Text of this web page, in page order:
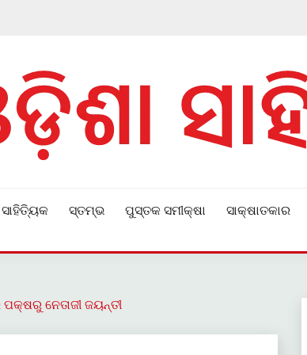
ସ୍ତମ୍ଭ ପୁସ୍ତକ ସମୀକ୍ଷା ସାକ୍ଷାତକାର
ନେତାଜୀ ଜୟନ୍ତୀ